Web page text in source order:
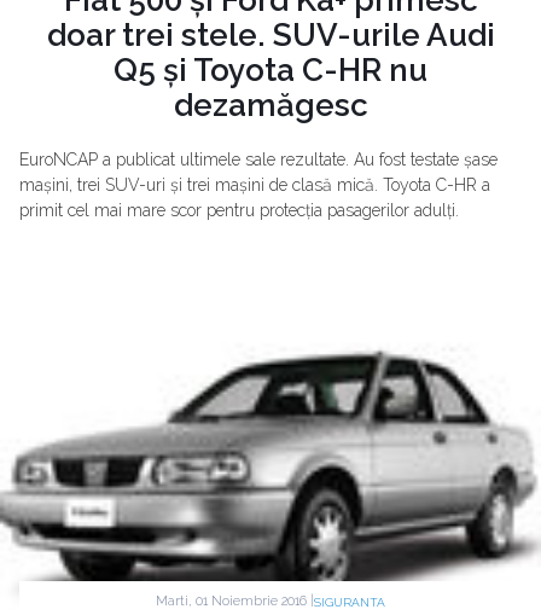
doar trei stele. SUV-urile Audi
Q5 și Toyota C-HR nu
dezamăgesc
EuroNCAP a publicat ultimele sale rezultate. Au fost testate șase
mașini, trei SUV-uri și trei mașini de clasă mică. Toyota C-HR a
primit cel mai mare scor pentru protecția pasagerilor adulți.
Marti, 01 Noiembrie 2016 | SIGURANTA